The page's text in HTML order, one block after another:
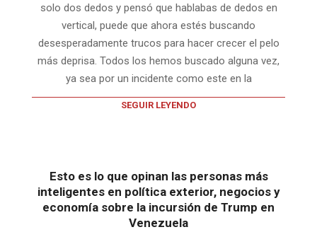
solo dos dedos y pensó que hablabas de dedos en
vertical, puede que ahora estés buscando
desesperadamente trucos para hacer crecer el pelo
más deprisa. Todos los hemos buscado alguna vez,
ya sea por un incidente como este en la
SEGUIR LEYENDO
Esto es lo que opinan las personas más
inteligentes en política exterior, negocios y
economía sobre la incursión de Trump en
Venezuela